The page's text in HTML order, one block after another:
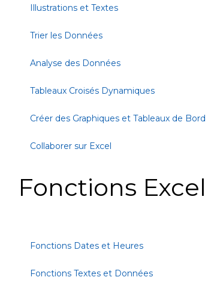
Illustrations et Textes
Trier les Données
Analyse des Données
Tableaux Croisés Dynamiques
Créer des Graphiques et Tableaux de Bord
Collaborer sur Excel
Fonctions Excel
Fonctions Dates et Heures
Fonctions Textes et Données